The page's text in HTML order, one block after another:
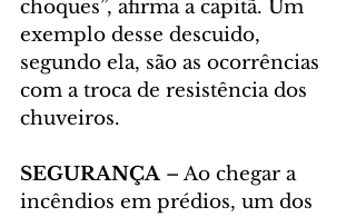
choques”, afirma a capitã. Um
exemplo desse descuido,
segundo ela, são as ocorrências
com a troca de resistência dos
chuveiros.
SEGURANÇA – Ao chegar a
incêndios em prédios, um dos